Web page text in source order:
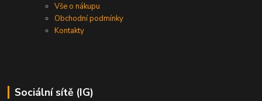
Vše o nákupu
Obchodní podmínky
Kontakty
Sociální sítě (IG)